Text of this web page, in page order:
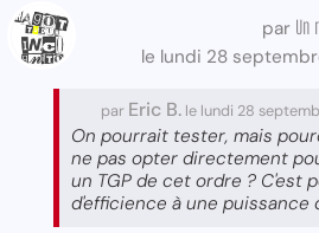
par Un
le lundi 28
par Eric B. le lundi 28
On pourrait tester, mais
ne pas opter directement
un TGP de cet ordre ? C'est
d'efficience à une puissance